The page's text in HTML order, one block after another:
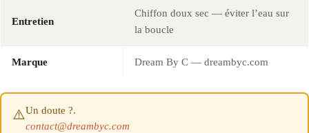
Entretien
Chiffon doux sec — éviter l’eau sur
la boucle
Marque Dream By C — dreambyc.com
⚠️Un doute ?.
contact@dreambyc.com